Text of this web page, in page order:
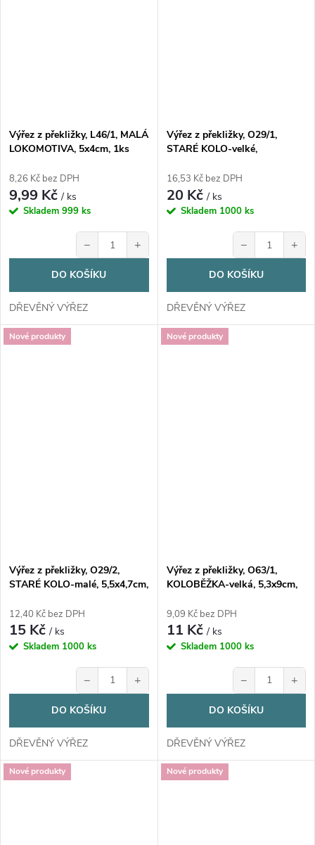
Výřez z překližky, L46/1, MALÁ
LOKOMOTIVA, 5x4cm, 1ks
8,26 Kč bez DPH
9,99 Kč/ ks
Skladem 999 ks
− +
DO KOŠÍKU
DŘEVĚNÝ VÝŘEZ
Výřez z překližky, O29/1,
STARÉ KOLO-velké,
16,53 Kč bez DPH
20 Kč/ ks
Skladem 1000 ks
− +
DO KOŠÍKU
DŘEVĚNÝ VÝŘEZ
Nové produkty
Výřez z překližky, O29/2,
STARÉ KOLO-malé, 5,5x4,7cm,
12,40 Kč bez DPH
15 Kč/ ks
Skladem 1000 ks
− +
DO KOŠÍKU
DŘEVĚNÝ VÝŘEZ
Nové produkty
Výřez z překližky, O63/1,
KOLOBĚŽKA-velká, 5,3x9cm,
9,09 Kč bez DPH
11 Kč/ ks
Skladem 1000 ks
− +
DO KOŠÍKU
DŘEVĚNÝ VÝŘEZ
Nové produkty Nové produkty